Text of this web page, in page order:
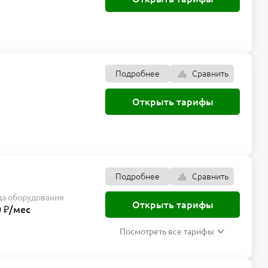
трафик
₽ в месяц,
больше
Подробнее Сравнить
Открыть тарифы
оборудования
₽/мес
Подробнее Сравнить
Открыть тарифы
Посмотреть все тарифы